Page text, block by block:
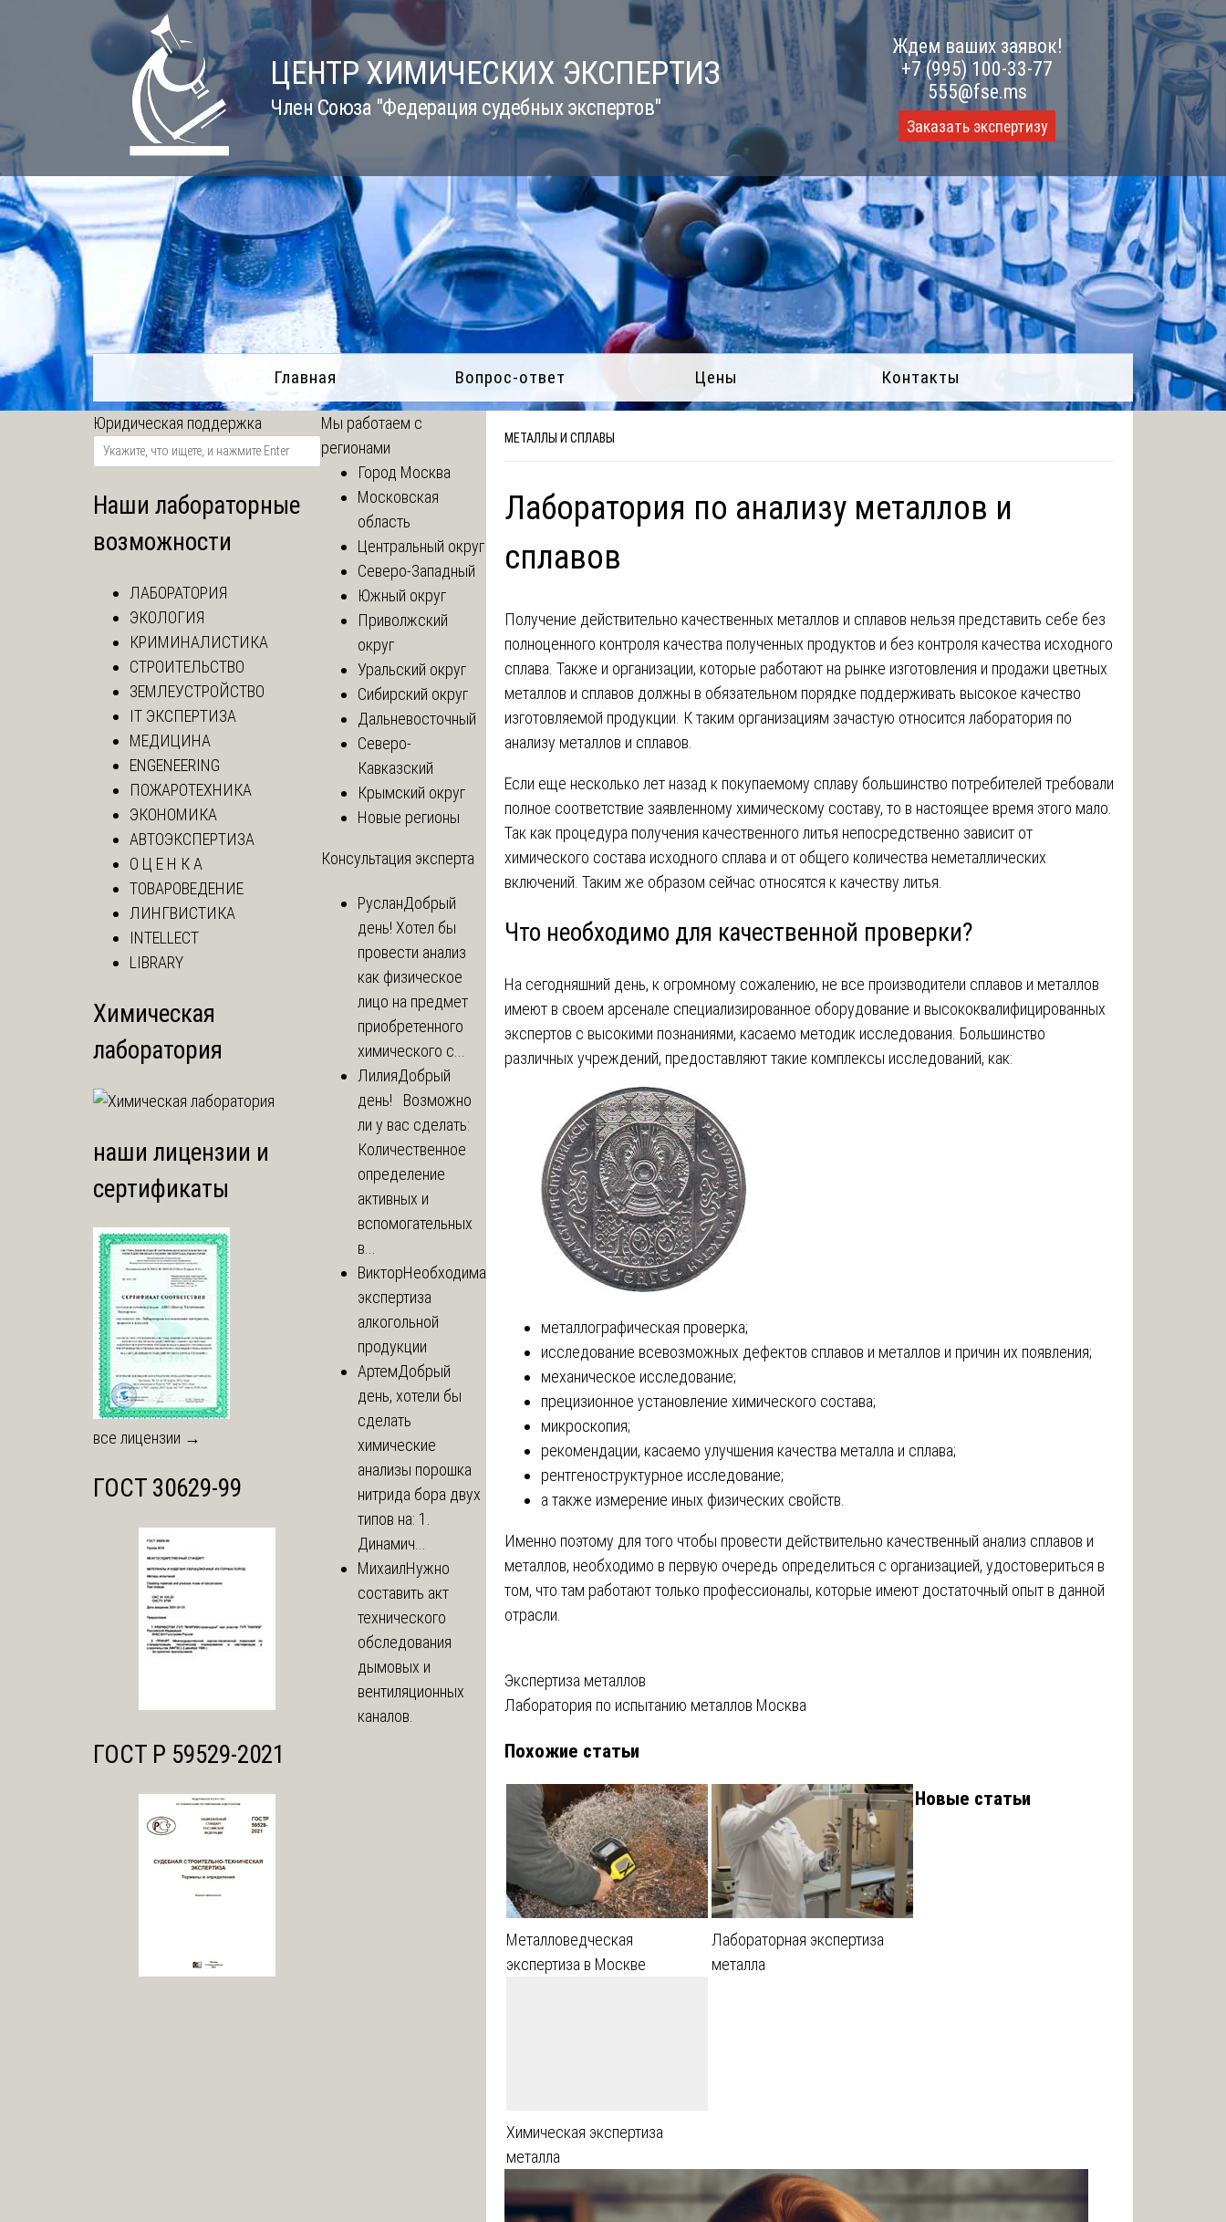
ЦЕНТР ХИМИЧЕСКИХ ЭКСПЕРТИЗ
Член Союза "Федерация судебных экспертов"
Ждем ваших заявок!
+7 (995) 100-33-77
555@fse.ms
Заказать экспертизу
Главная Вопрос-ответ Цены Контакты
МЕТАЛЛЫ И СПЛАВЫ
Лаборатория по анализу металлов и
сплавов
Получение действительно качественных металлов и сплавов нельзя представить себе без
полноценного контроля качества полученных продуктов и без контроля качества исходного
сплава. Также и организации, которые работают на рынке изготовления и продажи цветных
металлов и сплавов должны в обязательном порядке поддерживать высокое качество
изготовляемой продукции. К таким организациям зачастую относится лаборатория по
анализу металлов и сплавов.
Если еще несколько лет назад к покупаемому сплаву большинство потребителей требовали
полное соответствие заявленному химическому составу, то в настоящее время этого мало.
Так как процедура получения качественного литья непосредственно зависит от
химического состава исходного сплава и от общего количества неметаллических
включений. Таким же образом сейчас относятся к качеству литья.
Что необходимо для качественной проверки?
На сегодняшний день, к огромному сожалению, не все производители сплавов и металлов
имеют в своем арсенале специализированное оборудование и высококвалифицированных
экспертов с высокими познаниями, касаемо методик исследования. Большинство
различных учреждений, предоставляют такие комплексы исследований, как:
металлографическая проверка;
исследование всевозможных дефектов сплавов и металлов и причин их появления;
механическое исследование;
прецизионное установление химического состава;
микроскопия;
рекомендации, касаемо улучшения качества металла и сплава;
рентгеноструктурное исследование;
а также измерение иных физических свойств.
Именно поэтому для того чтобы провести действительно качественный анализ сплавов и
металлов, необходимо в первую очередь определиться с организацией, удостовериться в
том, что там работают только профессионалы, которые имеют достаточный опыт в данной
отрасли.
Навигация
записям
Экспертиза металлов
Лаборатория по испытанию металлов Москва
Похожие статьи
Металловедческая
экспертиза в Москве
Лабораторная экспертиза
металла
Химическая экспертиза
металла
Новые статьи
Юридическая поддержка
Наши лабораторные
возможности
ЛАБОРАТОРИЯ
ЭКОЛОГИЯ
КРИМИНАЛИСТИКА
СТРОИТЕЛЬСТВО
ЗЕМЛЕУСТРОЙСТВО
IT ЭКСПЕРТИЗА
МЕДИЦИНА
ENGENEERING
ПОЖАРОТЕХНИКА
ЭКОНОМИКА
АВТОЭКСПЕРТИЗА
О Ц Е Н К А
ТОВАРОВЕДЕНИЕ
ЛИНГВИСТИКА
INTELLECT
LIBRARY
Химическая
лаборатория
наши лицензии и
сертификаты
все лицензии →
ГОСТ 30629-99
ГОСТ Р 59529-2021
Мы работаем с
регионами
Город Москва
Московская
область
Центральный округ
Северо-Западный
Южный округ
Приволжский
округ
Уральский округ
Сибирский округ
Дальневосточный
Северо-
Кавказский
Крымский округ
Новые регионы
Консультация эксперта
РусланДобрый
день! Хотел бы
провести анализ
как физическое
лицо на предмет
приобретенного
химического с...
ЛилияДобрый
день! Возможно
ли у вас сделать:
Количественное
определение
активных и
вспомогательных
в...
ВикторНеобходима
экспертиза
алкогольной
продукции
АртемДобрый
день, хотели бы
сделать
химические
анализы порошка
нитрида бора двух
типов на: 1.
Динамич...
МихаилНужно
составить акт
технического
обследования
дымовых и
вентиляционных
каналов.